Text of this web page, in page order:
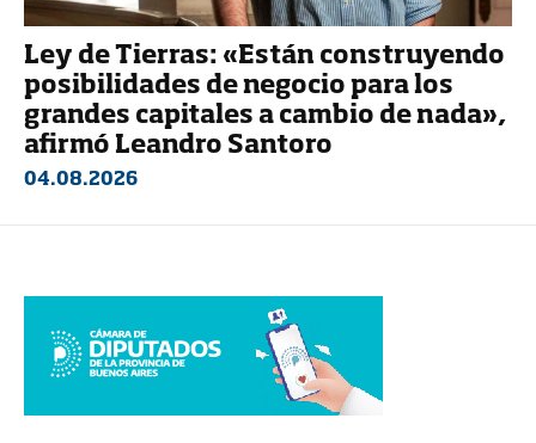
Ley de Tierras: «Están construyendo
posibilidades de negocio para los
grandes capitales a cambio de nada»,
afirmó Leandro Santoro
04.08.2026